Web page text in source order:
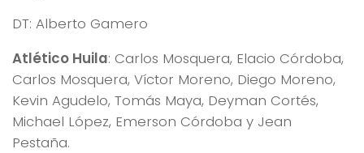
DT: Alberto Gamero
Atlético Huila: Carlos Mosquera, Elacio Córdoba,
Carlos Mosquera, Víctor Moreno, Diego Moreno,
Kevin Agudelo, Tomás Maya, Deyman Cortés,
Michael López, Emerson Córdoba y Jean
Pestaña.